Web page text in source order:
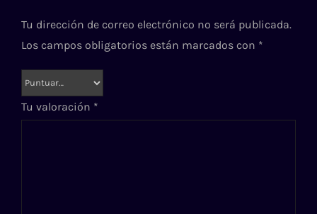
Tu dirección de correo electrónico no será publicada.
Los campos obligatorios están marcados con *
Tu valoración *